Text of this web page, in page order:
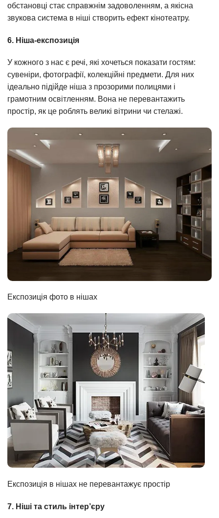
обстановці стає справжнім задоволенням, а якісна
звукова система в ніші створить ефект кінотеатру.
6. Ніша-експозиція
У кожного з нас є речі, які хочеться показати гостям:
сувеніри, фотографії, колекційні предмети. Для них
ідеально підійде ніша з прозорими полицями і
грамотним освітленням. Вона не перевантажить
простір, як це роблять великі вітрини чи стелажі.
Експозиція фото в нішах
Експозиція в нішах не перевантажує простір
7. Ніші та стиль інтер’єру